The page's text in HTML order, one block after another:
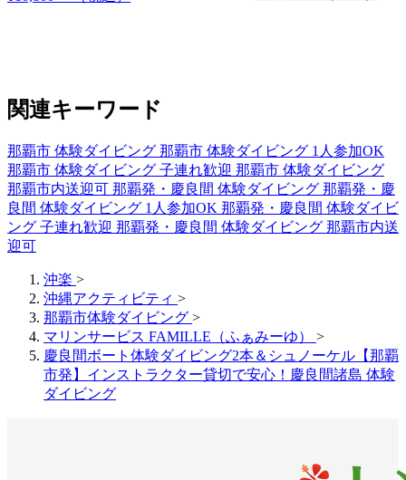
関連キーワード
那覇市 体験ダイビング 那覇市 体験ダイビング 1人参加OK
那覇市 体験ダイビング 子連れ歓迎 那覇市 体験ダイビング
那覇市内送迎可 那覇発・慶良間 体験ダイビング 那覇発・慶
良間 体験ダイビング 1人参加OK 那覇発・慶良間 体験ダイビ
ング 子連れ歓迎 那覇発・慶良間 体験ダイビング 那覇市内送
迎可
沖楽 >
沖縄アクティビティ >
那覇市体験ダイビング >
マリンサービス FAMILLE（ふぁみーゆ） >
慶良間ボート体験ダイビング2本＆シュノーケル【那覇
市発】インストラクター貸切で安心！慶良間諸島 体験
ダイビング